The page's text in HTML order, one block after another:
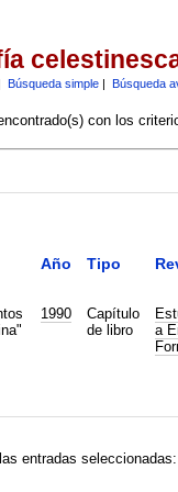
Búsqueda simple| Búsqueda
con los
Año Tipo
1990
Capítulo
de libro
a
entradas seleccionadas: